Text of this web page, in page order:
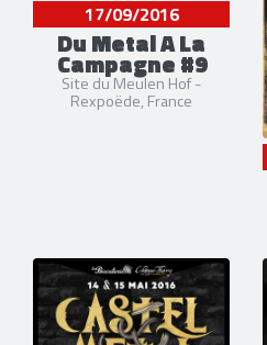
17/09/2016
Du Metal A La
Campagne #9
Site du Meulen Hof -
Rexpoëde, France